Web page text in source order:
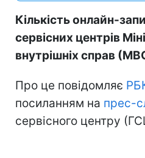
Кількість онлайн-
сервісних центрів
внутрішніх справ
Про це повідомляє
посиланням на прес-
сервісного центру